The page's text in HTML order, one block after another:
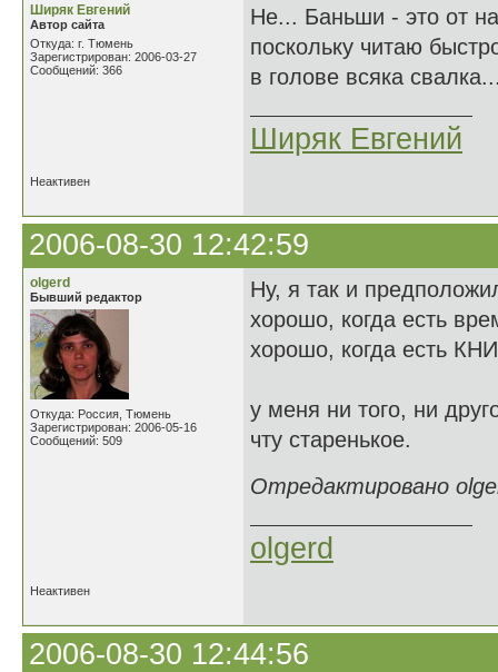
Ширяк Евгений
Автор сайта
Откуда: г. Тюмень
Зарегистрирован: 2006-03-27
Сообщений: 366
Не... Баньши - это от
поскольку читаю
в голове всяка
Ширяк Евгений
Неактивен
2006-08-30 12:42:59
olgerd
Бывший редактор
Откуда: Россия, Тюмень
Зарегистрирован: 2006-05-16
Сообщений: 509
Ну, я так и
хорошо, когда есть
хорошо, когда есть
у меня ни того, ни
чту старенькое.
Отредактировано
olgerd
Неактивен
2006-08-30 12:44:56